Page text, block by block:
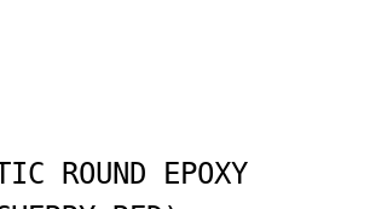
ROUND EPOXY